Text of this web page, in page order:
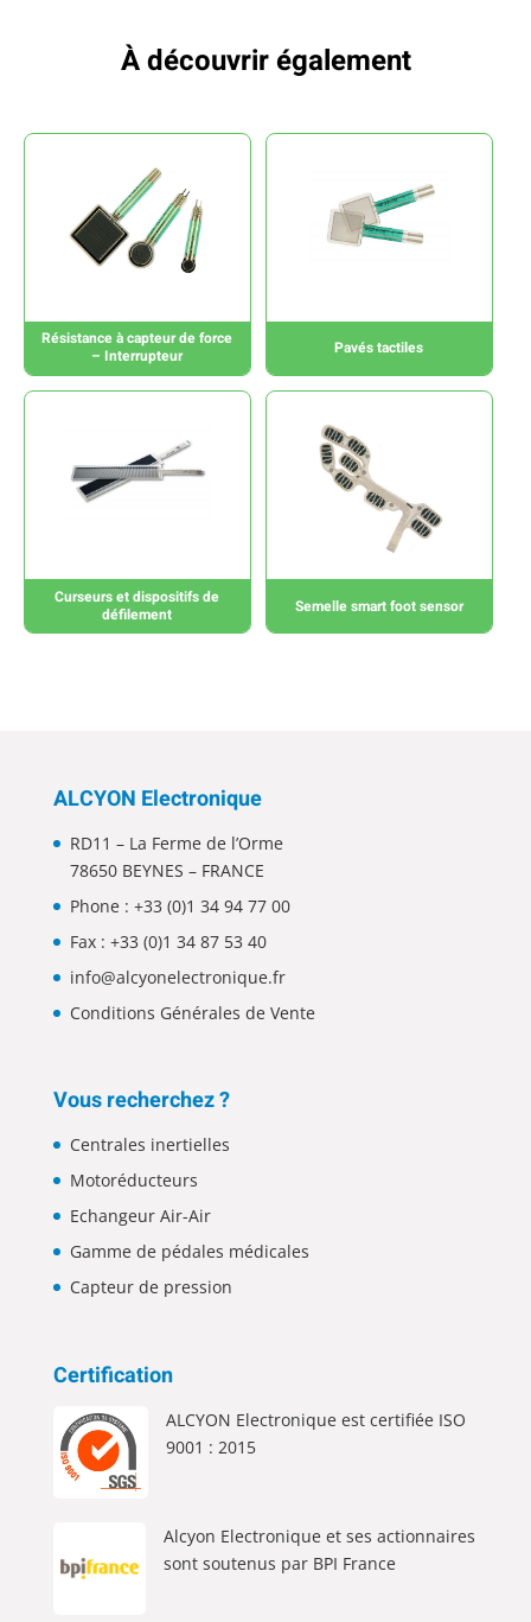
À découvrir également
Résistance à capteur de force
– Interrupteur
Pavés tactiles
Curseurs et dispositifs de
défilement
Semelle smart foot sensor
ALCYON Electronique
RD11 – La Ferme de l’Orme
78650 BEYNES – FRANCE
Phone : +33 (0)1 34 94 77 00
Fax : +33 (0)1 34 87 53 40
info@alcyonelectronique.fr
Conditions Générales de Vente
Vous recherchez ?
Centrales inertielles
Motoréducteurs
Echangeur Air-Air
Gamme de pédales médicales
Capteur de pression
Certification
ALCYON Electronique est certifiée ISO
9001 : 2015
Alcyon Electronique et ses actionnaires
sont soutenus par BPI France